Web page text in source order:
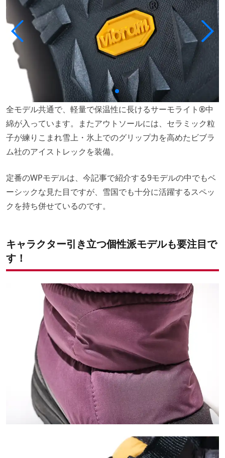
全モデル共通で、軽量で保温性に長けるサーモライト®中
綿が入っています。またアウトソールには、セラミック粒
子が練りこまれ雪上・氷上でのグリップ力を高めたビブラ
ム社のアイストレックを装備。
定番のWPモデルは、今記事で紹介する9モデルの中でもベ
ーシックな見た目ですが、雪国でも十分に活躍するスペッ
クを持ち併せているのです。
キャラクター引き立つ個性派モデルも要注目で
す！